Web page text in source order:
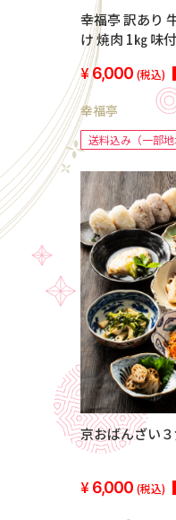
幸福亭 訳あり 牛ハラミ にんにく醤油漬
け 焼肉 1㎏ 味付け 牛肉 ハラミ 肉 500g
小分け 焼くだ
6,000 (税込)
幸福亭
送料込み（一部地
京おばんざい
6,000 (税込)